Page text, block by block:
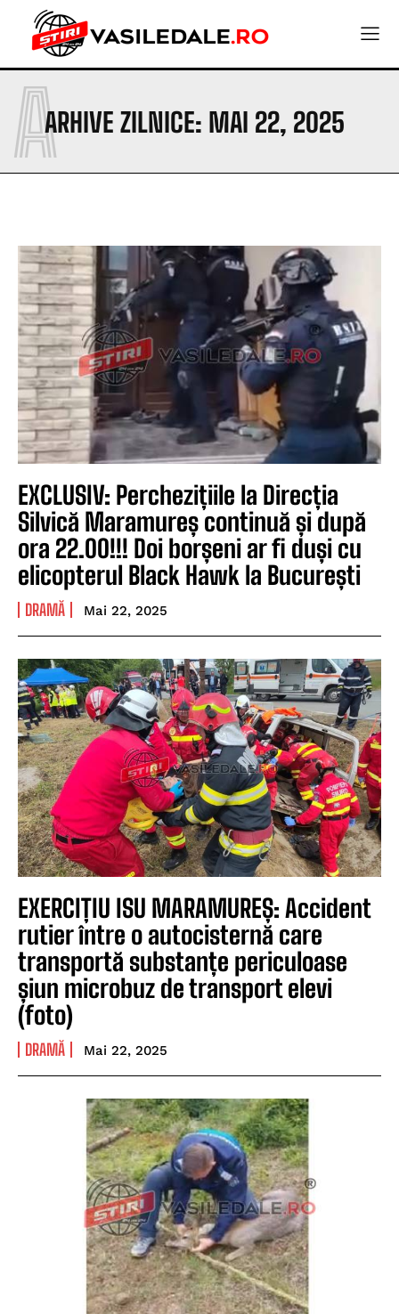
ARHIVE ZILNICE: MAI 22, 2025
A
EXCLUSIV: Perchezițiile la Direcția
Silvică Maramureș continuă și după
ora 22.00!!! Doi borșeni ar fi duși cu
elicopterul Black Hawk la București
DRAMĂ Mai 22, 2025
EXERCIȚIU ISU MARAMUREȘ: Accident
rutier între o autocisternă care
transportă substanțe periculoase
șiun microbuz de transport elevi
(foto)
DRAMĂ Mai 22, 2025